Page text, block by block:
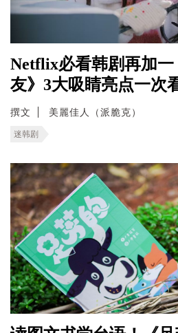
Netflix必看韩剧再加一
友》3大吸睛亮点一次
撰文 美麗佳人（派脆克）
迷韩剧